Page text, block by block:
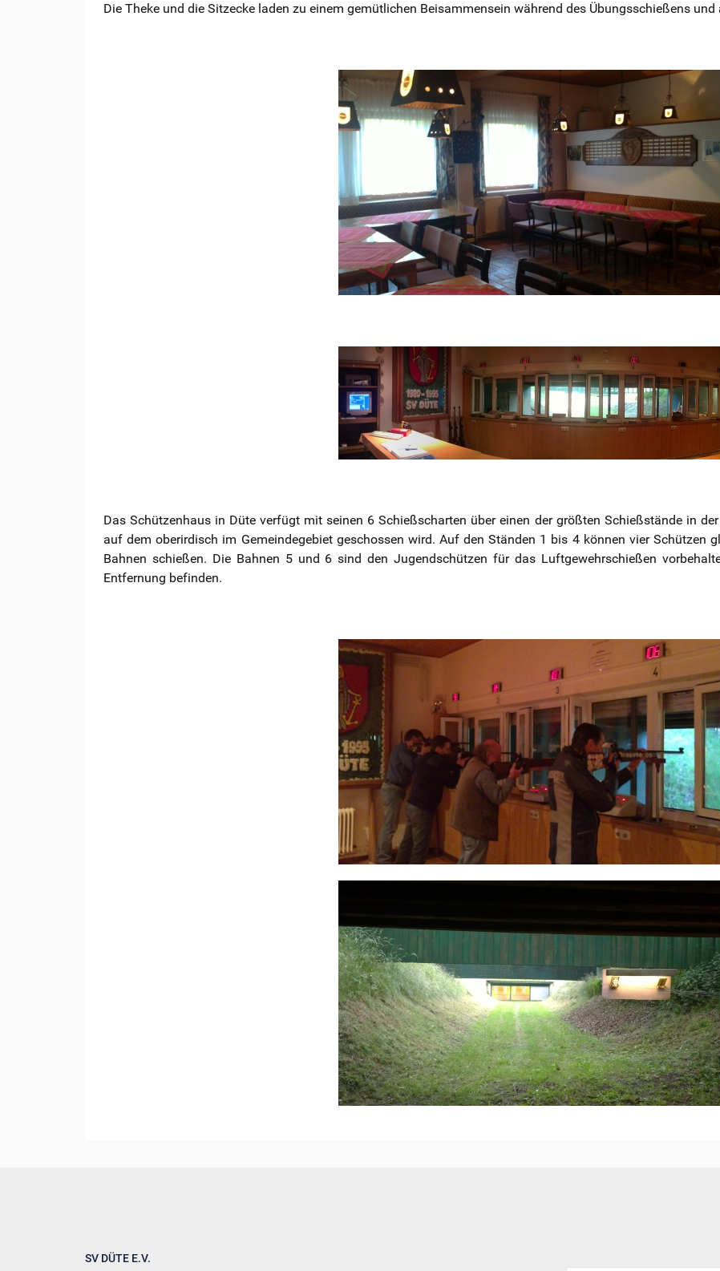
Die Theke und die Sitzecke laden zu einem gemütlichen Beisammensein während des Übungsschießens
Das Schützenhaus in Düte verfügt mit seinen 6 Schießscharten über einen der größten Schießstände in
auf dem oberirdisch im Gemeindegebiet geschossen wird. Auf den Ständen 1 bis 4 können vier Schützen
Bahnen schießen. Die Bahnen 5 und 6 sind den Jugendschützen für das Luftgewehrschießen
Entfernung befinden.
SV DÜTE E.V.